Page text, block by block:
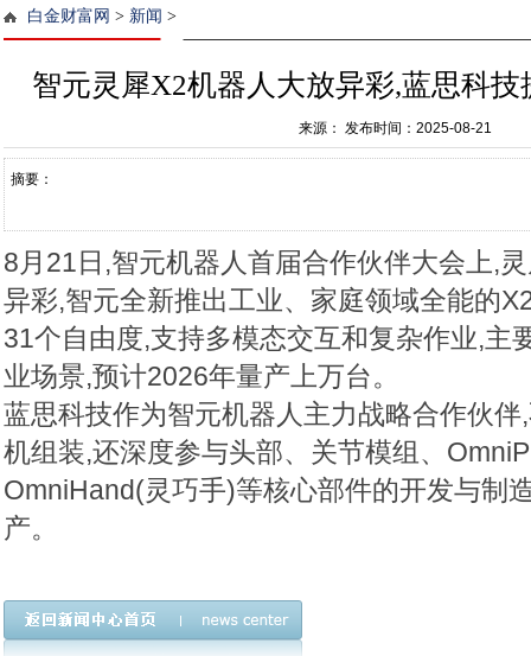
白金财富网 > 新闻 >
智元灵犀X2机器人大放异彩,蓝思科
来源： 发布时间：2025-08-21
摘要：
8月21日,智元机器人首届合作伙伴大会上,
异彩,智元全新推出工业、家庭领域全能的
31个自由度,支持多模态交互和复杂作业,主
业场景,预计2026年量产上万台。
蓝思科技作为智元机器人主力战略合作伙
机组装,还深度参与头部、关节模组、
OmniHand(灵巧手)等核心部件的开发与制
产。